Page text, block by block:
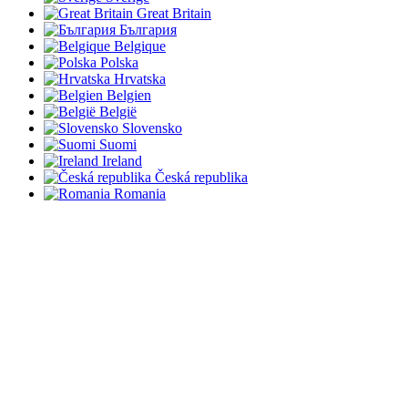
Great Britain
България
Belgique
Polska
Hrvatska
Belgien
België
Slovensko
Suomi
Ireland
Česká republika
Romania